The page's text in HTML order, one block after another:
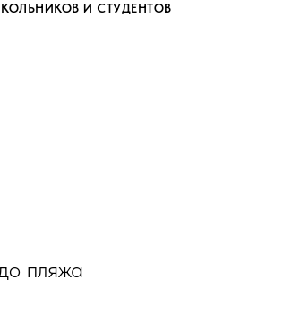
И СТУДЕНТОВ
пляжа